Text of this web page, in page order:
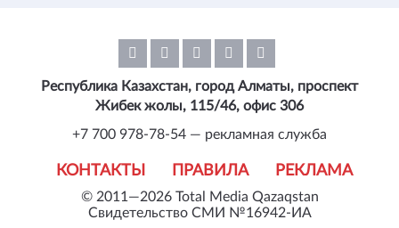
© 2011—2026 Total Media Qazaqstan
Свидетельство СМИ №16942-ИА
КОНТАКТЫ ПРАВИЛА РЕКЛАМА
Республика Казахстан, город Алматы, проспект
Жибек жолы, 115/46, офис 306
+7 700 978-78-54 — рекламная служба